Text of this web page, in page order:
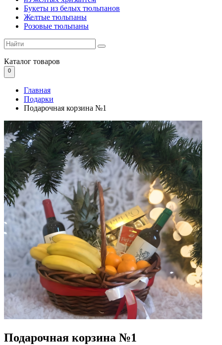
Букеты из белых тюльпанов
Желтые тюльпаны
Розовые тюльпаны
Каталог товаров
0
Главная
Подарки
Подарочная корзина №1
Подарочная корзина №1